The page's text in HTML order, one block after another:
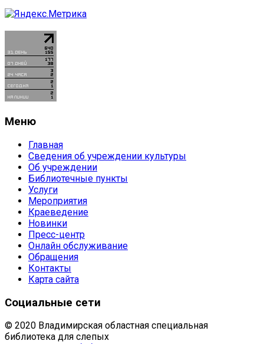
Меню
Главная
Сведения об учреждении культуры
Об учреждении
Библиотечные пункты
Услуги
Мероприятия
Краеведение
Новинки
Пресс-центр
Онлайн обслуживание
Обращения
Контакты
Карта сайта
Социальные сети
© 2020 Владимирская областная специальная
библиотека для слепых